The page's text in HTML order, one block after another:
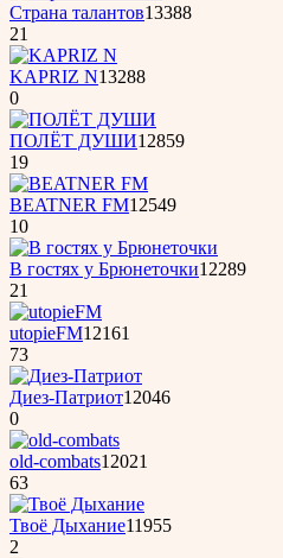
Страна талантов13388
21
KAPRIZ N13288
0
ПОЛЁТ ДУШИ12859
19
BEATNER FM12549
10
B гостях у Бpюнеточки12289
21
utopieFM12161
73
Диез-Патриот12046
0
old-combats12021
63
Твоё Дыхание11955
2